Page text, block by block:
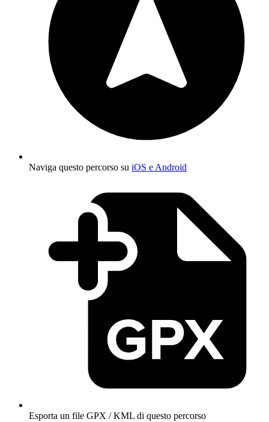
Naviga questo percorso su iOS e Android
Esporta un file GPX / KML di questo percorso